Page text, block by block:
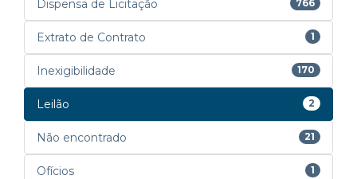
Dispensa de Licitação 766
Extrato de Contrato 1
Inexigibilidade 170
Leilão 2
Não encontrado 21
Ofícios 1